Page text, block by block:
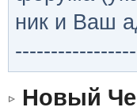
ник и Ваш
Новый